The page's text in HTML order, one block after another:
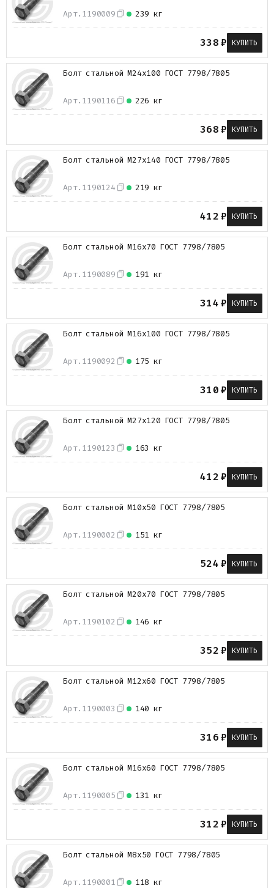
Арт. 1190009 239 кг
338₽ КУПИТЬ
Арт. 1190116 226 кг
Болт стальной М24х100 ГОСТ 7798/7805
368₽ КУПИТЬ
Арт. 1190124 219 кг
Болт стальной М27х140 ГОСТ 7798/7805
412₽ КУПИТЬ
Арт. 1190089 191 кг
Болт стальной М16х70 ГОСТ 7798/7805
314₽ КУПИТЬ
Арт. 1190092 175 кг
Болт стальной М16х100 ГОСТ 7798/7805
310₽ КУПИТЬ
Арт. 1190123 163 кг
Болт стальной М27х120 ГОСТ 7798/7805
412₽ КУПИТЬ
Арт. 1190002 151 кг
Болт стальной М10х50 ГОСТ 7798/7805
524₽ КУПИТЬ
Арт. 1190102 146 кг
Болт стальной М20х70 ГОСТ 7798/7805
352₽ КУПИТЬ
Арт. 1190003 140 кг
Болт стальной М12х60 ГОСТ 7798/7805
316₽ КУПИТЬ
Арт. 1190005 131 кг
Болт стальной М16х60 ГОСТ 7798/7805
312₽ КУПИТЬ
Арт. 1190001 118 кг
Болт стальной М8х50 ГОСТ 7798/7805